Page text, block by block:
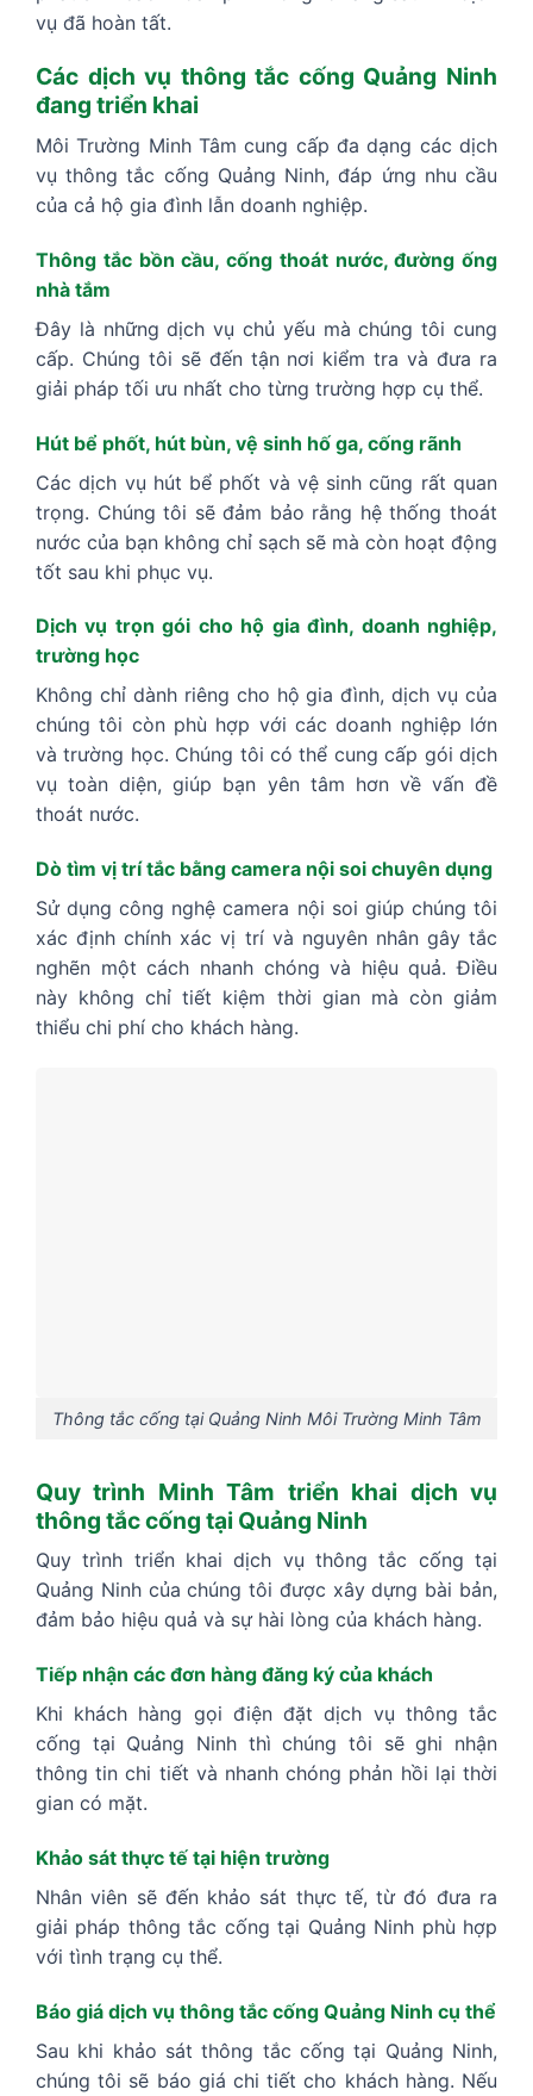
vụ đã hoàn tất.
Các dịch vụ thông tắc cống Quảng Ninh
đang triển khai
Môi Trường Minh Tâm cung cấp đa dạng các dịch
vụ thông tắc cống Quảng Ninh, đáp ứng nhu cầu
của cả hộ gia đình lẫn doanh nghiệp.
Thông tắc bồn cầu, cống thoát nước, đường ống
nhà tắm
Đây là những dịch vụ chủ yếu mà chúng tôi cung
cấp. Chúng tôi sẽ đến tận nơi kiểm tra và đưa ra
giải pháp tối ưu nhất cho từng trường hợp cụ thể.
Hút bể phốt, hút bùn, vệ sinh hố ga, cống rãnh
Các dịch vụ hút bể phốt và vệ sinh cũng rất quan
trọng. Chúng tôi sẽ đảm bảo rằng hệ thống thoát
nước của bạn không chỉ sạch sẽ mà còn hoạt động
tốt sau khi phục vụ.
Dịch vụ trọn gói cho hộ gia đình, doanh nghiệp,
trường học
Không chỉ dành riêng cho hộ gia đình, dịch vụ của
chúng tôi còn phù hợp với các doanh nghiệp lớn
và trường học. Chúng tôi có thể cung cấp gói dịch
vụ toàn diện, giúp bạn yên tâm hơn về vấn đề
thoát nước.
Dò tìm vị trí tắc bằng camera nội soi chuyên dụng
Sử dụng công nghệ camera nội soi giúp chúng tôi
xác định chính xác vị trí và nguyên nhân gây tắc
nghẽn một cách nhanh chóng và hiệu quả. Điều
này không chỉ tiết kiệm thời gian mà còn giảm
thiểu chi phí cho khách hàng.
Thông tắc cống tại Quảng Ninh Môi Trường Minh Tâm
Quy trình Minh Tâm triển khai dịch vụ
thông tắc cống tại Quảng Ninh
Quy trình triển khai dịch vụ thông tắc cống tại
Quảng Ninh của chúng tôi được xây dựng bài bản,
đảm bảo hiệu quả và sự hài lòng của khách hàng.
Tiếp nhận các đơn hàng đăng ký của khách
Khi khách hàng gọi điện đặt dịch vụ thông tắc
cống tại Quảng Ninh thì chúng tôi sẽ ghi nhận
thông tin chi tiết và nhanh chóng phản hồi lại thời
gian có mặt.
Khảo sát thực tế tại hiện trường
Nhân viên sẽ đến khảo sát thực tế, từ đó đưa ra
giải pháp thông tắc cống tại Quảng Ninh phù hợp
với tình trạng cụ thể.
Báo giá dịch vụ thông tắc cống Quảng Ninh cụ thể
Sau khi khảo sát thông tắc cống tại Quảng Ninh,
chúng tôi sẽ báo giá chi tiết cho khách hàng. Nếu